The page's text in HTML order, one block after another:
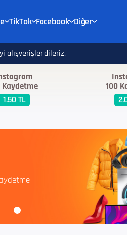
TikTok Facebook Diğer
alışverişler dileriz.
Kaydetme
1.50 TL
100